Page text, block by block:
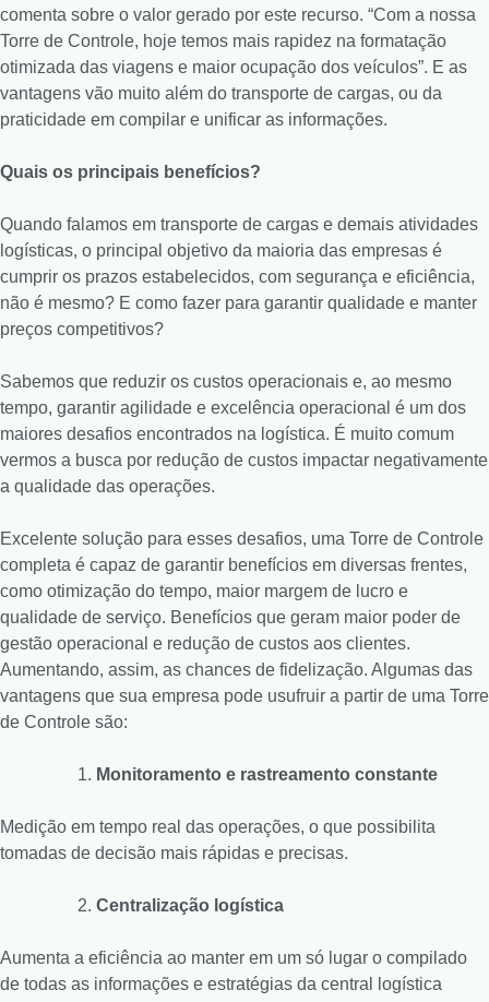
comenta sobre o valor gerado por este recurso. “Com a nossa
Torre de Controle, hoje temos mais rapidez na formatação
otimizada das viagens e maior ocupação dos veículos”. E as
vantagens vão muito além do transporte de cargas, ou da
praticidade em compilar e unificar as informações.
Quais os principais benefícios?
Quando falamos em transporte de cargas e demais atividades
logísticas, o principal objetivo da maioria das empresas é
cumprir os prazos estabelecidos, com segurança e eficiência,
não é mesmo? E como fazer para garantir qualidade e manter
preços competitivos?
Sabemos que reduzir os custos operacionais e, ao mesmo
tempo, garantir agilidade e excelência operacional é um dos
maiores desafios encontrados na logística. É muito comum
vermos a busca por redução de custos impactar negativamente
a qualidade das operações.
Excelente solução para esses desafios, uma Torre de Controle
completa é capaz de garantir benefícios em diversas frentes,
como otimização do tempo, maior margem de lucro e
qualidade de serviço. Benefícios que geram maior poder de
gestão operacional e redução de custos aos clientes.
Aumentando, assim, as chances de fidelização. Algumas das
vantagens que sua empresa pode usufruir a partir de uma Torre
de Controle são:
Monitoramento e rastreamento constante
Medição em tempo real das operações, o que possibilita
tomadas de decisão mais rápidas e precisas.
Centralização logística
Aumenta a eficiência ao manter em um só lugar o compilado
de todas as informações e estratégias da central logística